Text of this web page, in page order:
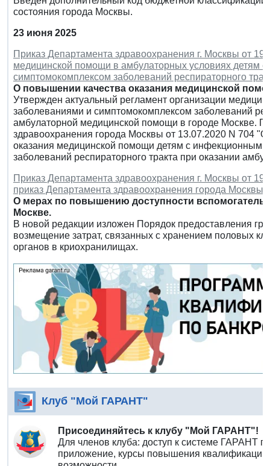
состояния города Москвы.
23 июня 2025
Приказ Департамента здравоохранения г. Москвы от
медицинской помощи в амбулаторных условиях детям
симптомокомплексом заболеваний респираторного
О повышении качества оказания медицинской
Утвержден актуальный регламент организации
заболеваниями и симптомокомплексом заболеваний
амбулаторной медицинской помощи в городе Москве.
здравоохранения города Москвы от 13.07.2020 N 704
оказания медицинской помощи детям с
заболеваний респираторного тракта при оказании
Приказ Департамента здравоохранения г. Москвы от
приказ Департамента здравоохранения города Москвы
О мерах по повышению доступности
Москве.
В новой редакции изложен Порядок предоставления
возмещение затрат, связанных с хранением половых
органов в криохранилищах.
Клуб "Мой ГАРАНТ"
Присоединяйтесь к клубу "Мой ГАРАНТ"!
Для членов клуба: доступ к системе ГАРАНТ
приложение, курсы повышения квалификации